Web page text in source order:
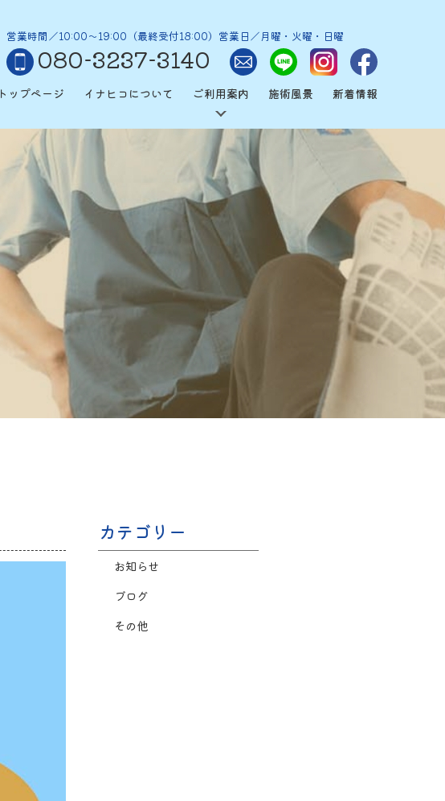
営業時間／10:00～19:00（最終受付18:00）営業日／月曜・火曜・日曜
080-3237-3140
トップページ イナヒコについて ご利用案内 施術風景 新着情報
カテゴリー
お知らせ
ブログ
その他